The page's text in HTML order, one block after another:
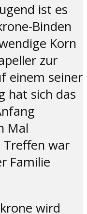
ist es
Binden
Korn
zur
einem seiner
hat sich das
Mal
Treffen war
Familie
wird